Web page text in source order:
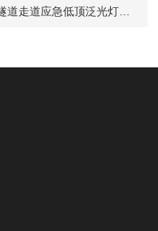
道应急低顶泛光灯防腐白光